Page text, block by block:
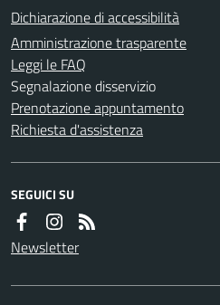
Dichiarazione di accessibilità
Amministrazione trasparente
Leggi le FAQ
Segnalazione disservizio
Prenotazione appuntamento
Richiesta d'assistenza
SEGUICI SU
Newsletter